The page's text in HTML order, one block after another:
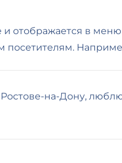
и отображается в
посетителям.
на-Дону,